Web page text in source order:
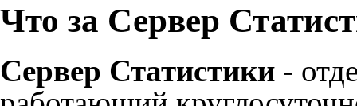
Что за Сервер
Сервер Статистики -